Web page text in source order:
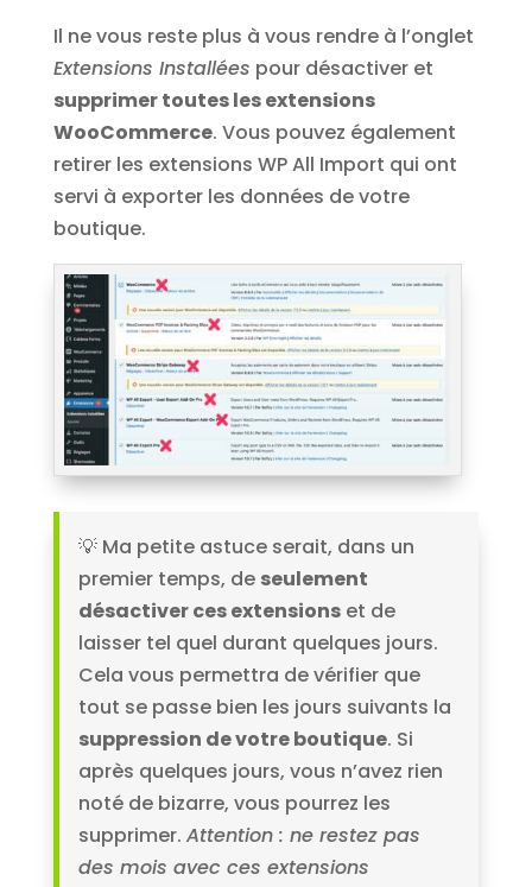
Il ne vous reste plus à vous rendre à l’onglet
Extensions Installées pour désactiver et
supprimer toutes les extensions
WooCommerce. Vous pouvez également
retirer les extensions WP All Import qui ont
servi à exporter les données de votre
boutique.
💡 Ma petite astuce serait, dans un
premier temps, de seulement
désactiver ces extensionset de
laisser tel quel durant quelques jours.
Cela vous permettra de vérifier que
tout se passe bien les jours suivants la
suppression de votre boutique. Si
après quelques jours, vous n’avez rien
noté de bizarre, vous pourrez les
supprimer. Attention : ne restez pas
des mois avec ces extensions